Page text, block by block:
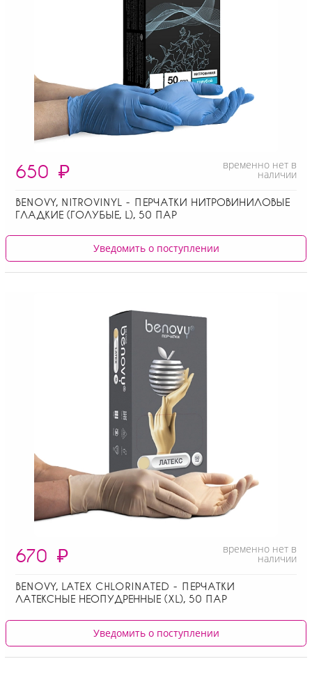
650 ₽ временно нет в
наличии
BENOVY, NITROVINYL - ПЕРЧАТКИ НИТРОВИНИЛОВЫЕ
ГЛАДКИЕ (ГОЛУБЫЕ, L), 50 ПАР
Уведомить о поступлении
670 ₽ временно нет в
наличии
BENOVY, LATEX CHLORINATED - ПЕРЧАТКИ
ЛАТЕКСНЫЕ НЕОПУДРЕННЫЕ (XL), 50 ПАР
Уведомить о поступлении